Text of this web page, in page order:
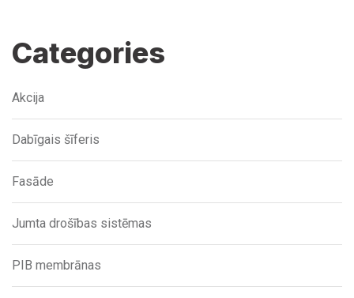
Categories
Akcija
Dabīgais šīferis
Fasāde
Jumta drošības sistēmas
PIB membrānas